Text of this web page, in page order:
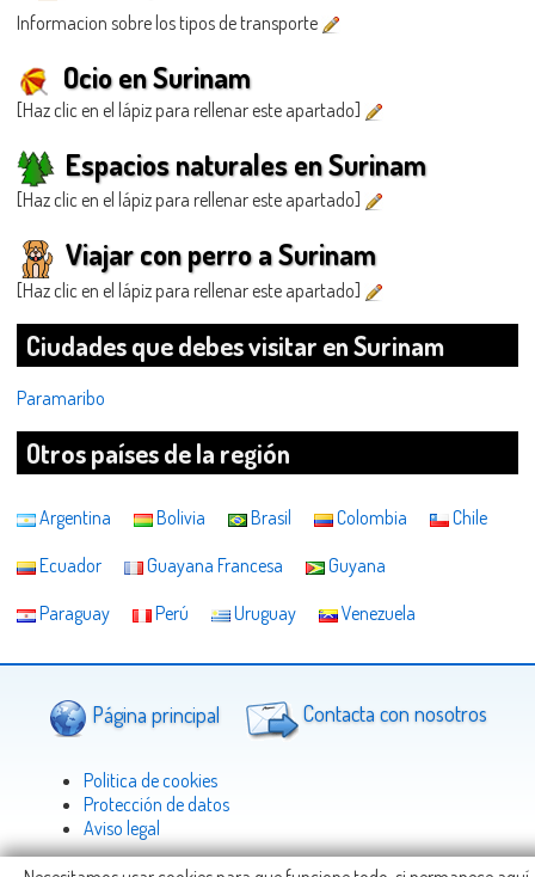
Informacion sobre los tipos de transporte
Ocio en Surinam
[Haz clic en el lápiz para rellenar este apartado]
Espacios naturales en Surinam
[Haz clic en el lápiz para rellenar este apartado]
Viajar con perro a Surinam
[Haz clic en el lápiz para rellenar este apartado]
Ciudades que debes visitar en Surinam
Paramaribo
Otros países de la región
Argentina Bolivia Brasil Colombia
Chile
Ecuador
Guayana Francesa
Guyana
Paraguay
Perú Uruguay Venezuela
Página principal Contacta con nosotros
Politica de cookies
Protección de datos
Aviso legal